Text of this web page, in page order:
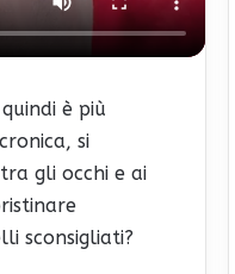
è più
si
gli occhi e ai
sconsigliati?